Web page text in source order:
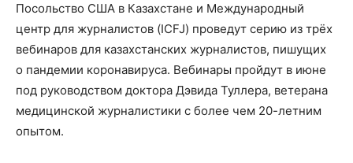
Посольство США в Казахстане и Международный
центр для журналистов (ICFJ) проведут серию из трёх
вебинаров для казахстанских журналистов, пишущих
о пандемии коронавируса. Вебинары пройдут в июне
под руководством доктора Дэвида Туллера, ветерана
медицинской журналистики с более чем 20-летним
опытом.